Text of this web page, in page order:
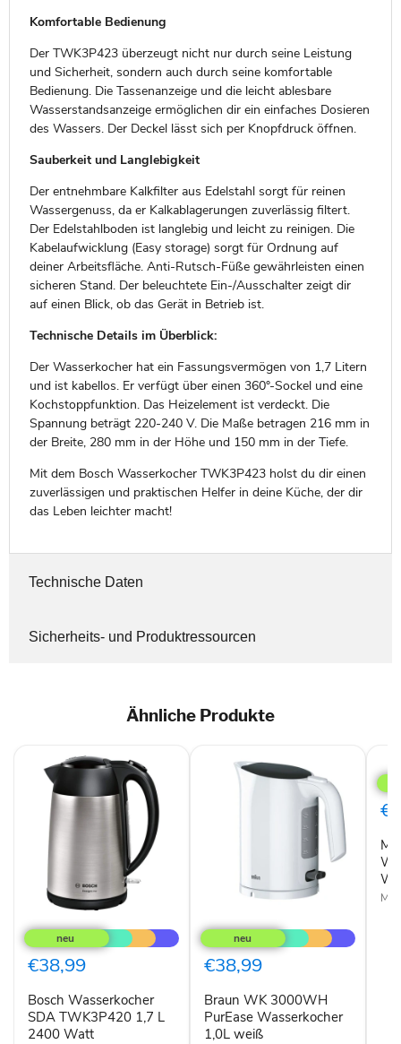
Komfortable Bedienung
Der TWK3P423 überzeugt nicht nur durch seine Leistung
und Sicherheit, sondern auch durch seine komfortable
Bedienung. Die Tassenanzeige und die leicht ablesbare
Wasserstandsanzeige ermöglichen dir ein einfaches Dosieren
des Wassers. Der Deckel lässt sich per Knopfdruck öffnen.
Sauberkeit und Langlebigkeit
Der entnehmbare Kalkfilter aus Edelstahl sorgt für reinen
Wassergenuss, da er Kalkablagerungen zuverlässig filtert.
Der Edelstahlboden ist langlebig und leicht zu reinigen. Die
Kabelaufwicklung (Easy storage) sorgt für Ordnung auf
deiner Arbeitsfläche. Anti-Rutsch-Füße gewährleisten einen
sicheren Stand. Der beleuchtete Ein-/Ausschalter zeigt dir
auf einen Blick, ob das Gerät in Betrieb ist.
Technische Details im Überblick:
Der Wasserkocher hat ein Fassungsvermögen von 1,7 Litern
und ist kabellos. Er verfügt über einen 360°-Sockel und eine
Kochstoppfunktion. Das Heizelement ist verdeckt. Die
Spannung beträgt 220-240 V. Die Maße betragen 216 mm in
der Breite, 280 mm in der Höhe und 150 mm in der Tiefe.
Mit dem Bosch Wasserkocher TWK3P423 holst du dir einen
zuverlässigen und praktischen Helfer in deine Küche, der dir
das Leben leichter macht!
Technische Daten
Sicherheits- und Produktressourcen
Ähnliche Produkte
Wasserkocher
SDA
TWK3P420
1,7
2400
Watt
€38,99
Bosch Wasserkocher
SDA TWK3P420 1,7 L
2400 Watt
WK
3000WH
PurEase
Wasserkocher
weiß
€38,99
Braun WK 3000WH
PurEase Wasserkocher
1,0L weiß
mini
W
W